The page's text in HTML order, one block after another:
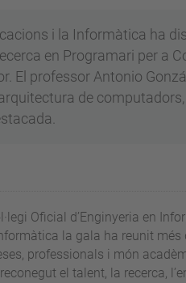
i la Informàtica ha
en Programari per a
El professor Antonio
de
Oficial d’Enginyeria en
la gala ha reunit més
professionals i món
el talent, la recerca,